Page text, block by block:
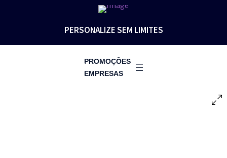
PERSONALIZE SEM LIMITES
PROMOÇÕES
EMPRESAS